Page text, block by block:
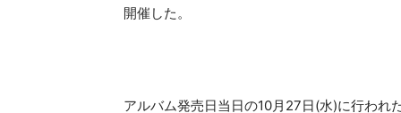
開催した。
アルバム発売日当日の10月27日(水)に行わ